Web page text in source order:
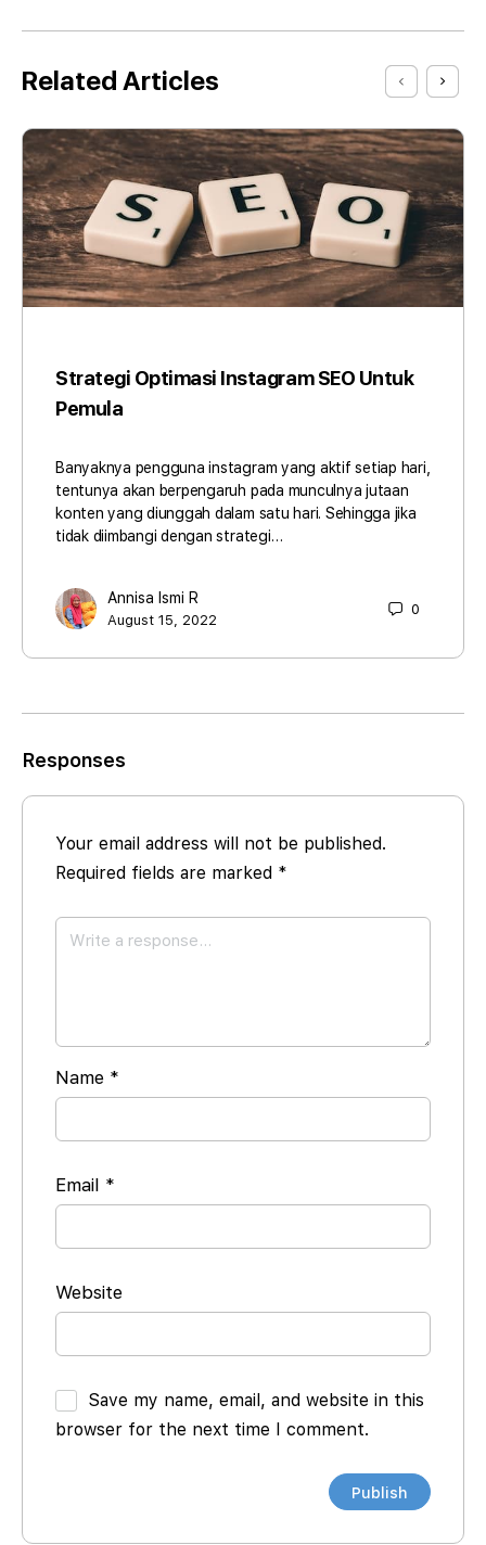
Related Articles
Strategi Optimasi Instagram SEO Untuk
Pemula
Banyaknya pengguna instagram yang aktif setiap hari,
tentunya akan berpengaruh pada munculnya jutaan
konten yang diunggah dalam satu hari. Sehingga jika
tidak diimbangi dengan strategi…
Annisa Ismi R
August 15, 2022
0
Responses
Your email address will not be published.
Required fields are marked *
Name *
Email *
Website
Save my name, email, and website in this
browser for the next time I comment.